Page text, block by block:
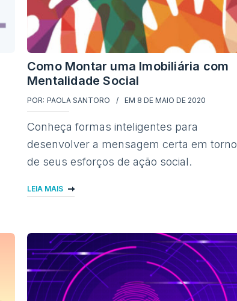
Como Montar uma Imobiliária com
Mentalidade Social
POR: PAOLA SANTORO EM 8 DE MAIO DE 2020
Conheça formas inteligentes para
desenvolver a mensagem certa em torno
de seus esforços de ação social.
LEIA MAIS